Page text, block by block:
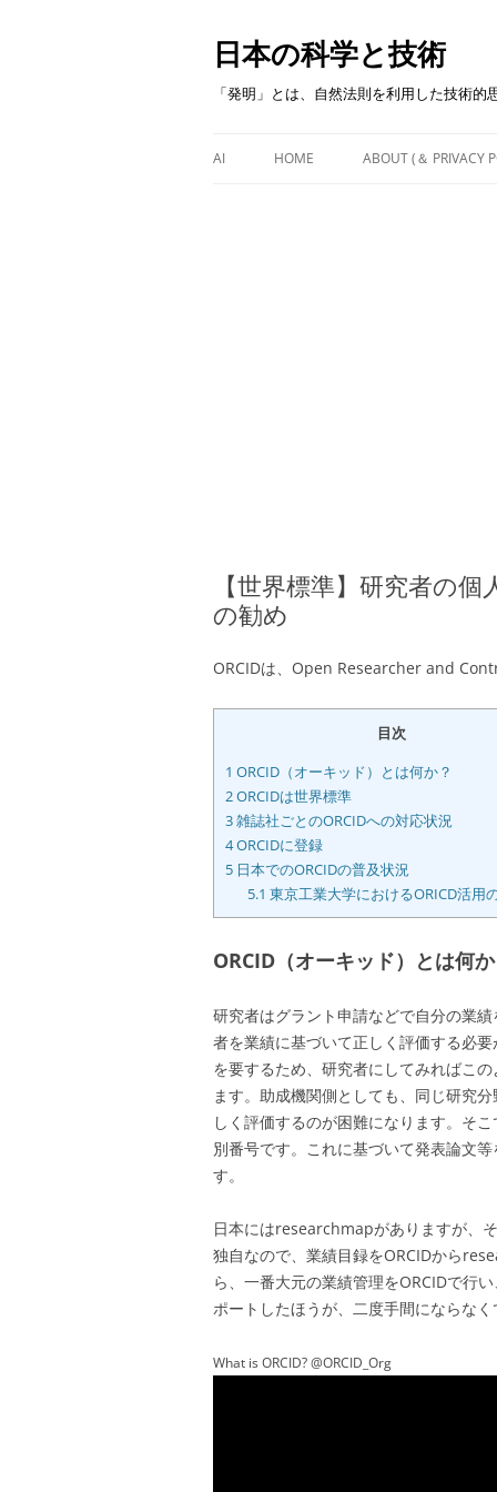
日本の科学と技術
「発明」とは、自然法則を利用した技術
AI HOME ABOUT (＆ PRIVACY
【世界標準】研究者の
の勧め
ORCIDは、Open Researcher and
目次
1 ORCID（オーキッド）とは何か？
2ORCIDは世界標準
3雑誌社ごとのORCIDへの対応状況
4ORCIDに登録
5 日本でのORCIDの普及状況
5.1 東京工業大学におけるORICD活用
ORCID（オーキッド）とは何
研究者はグラント申請などで自分の業
者を業績に基づいて正しく評価する必
を要するため、研究者にしてみればこ
ます。助成機関側としても、同じ研究
しく評価するのが困難になります。そ
別番号です。これに基づいて発表論文
す。
日本にはresearchmapがありますが、
独自なので、業績目録をORCIDから
ら、一番大元の業績管理をORCIDで行
ポートしたほうが、二度手間にならな
What is ORCID? @ORCID_Org